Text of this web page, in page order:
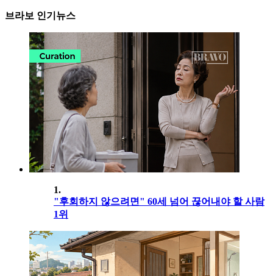
브라보 인기뉴스
1.
"후회하지 않으려면" 60세 넘어 끊어내야 할 사람
1위